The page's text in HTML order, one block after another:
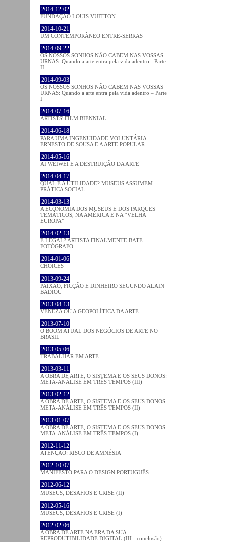
2014-12-02
FUNDAÇÃO LOUIS VUITTON
2014-10-21
UM CONTEMPORÂNEO ENTRE-SERRAS
2014-09-22
OS NOSSOS SONHOS NÃO CABEM NAS VOSSAS
URNAS: Quando a arte entra pela vida adentro - Parte
II
2014-09-03
OS NOSSOS SONHOS NÃO CABEM NAS VOSSAS
URNAS: Quando a arte entra pela vida adentro – Parte
I
2014-07-16
ARTISTS' FILM BIENNIAL
2014-06-18
PARA UMA INGENUIDADE VOLUNTÁRIA:
ERNESTO DE SOUSA E A ARTE POPULAR
2014-05-16
AI WEIWEI E A DESTRUIÇÃO DA ARTE
2014-04-17
QUAL É A UTILIDADE? MUSEUS ASSUMEM
PRÁTICA SOCIAL
2014-03-13
A ECONOMIA DOS MUSEUS E DOS PARQUES
TEMÁTICOS, NA AMÉRICA E NA “VELHA
EUROPA”
2014-02-13
É LEGAL? ARTISTA FINALMENTE BATE
FOTÓGRAFO
2014-01-06
CHOICES
2013-09-24
PAIXÃO, FICÇÃO E DINHEIRO SEGUNDO ALAIN
BADIOU
2013-08-13
VENEZA OU A GEOPOLÍTICA DA ARTE
2013-07-10
O BOOM ATUAL DOS NEGÓCIOS DE ARTE NO
BRASIL
2013-05-06
TRABALHAR EM ARTE
2013-03-11
A OBRA DE ARTE, O SISTEMA E OS SEUS DONOS:
META-ANÁLISE EM TRÊS TEMPOS (III)
2013-02-12
A OBRA DE ARTE, O SISTEMA E OS SEUS DONOS:
META-ANÁLISE EM TRÊS TEMPOS (II)
2013-01-07
A OBRA DE ARTE, O SISTEMA E OS SEUS DONOS.
META-ANÁLISE EM TRÊS TEMPOS (I)
2012-11-12
ATENÇÃO: RISCO DE AMNÉSIA
2012-10-07
MANIFESTO PARA O DESIGN PORTUGUÊS
2012-06-12
MUSEUS, DESAFIOS E CRISE (II)
2012-05-16
MUSEUS, DESAFIOS E CRISE (I)
2012-02-06
A OBRA DE ARTE NA ERA DA SUA
REPRODUTIBILIDADE DIGITAL (III - conclusão)